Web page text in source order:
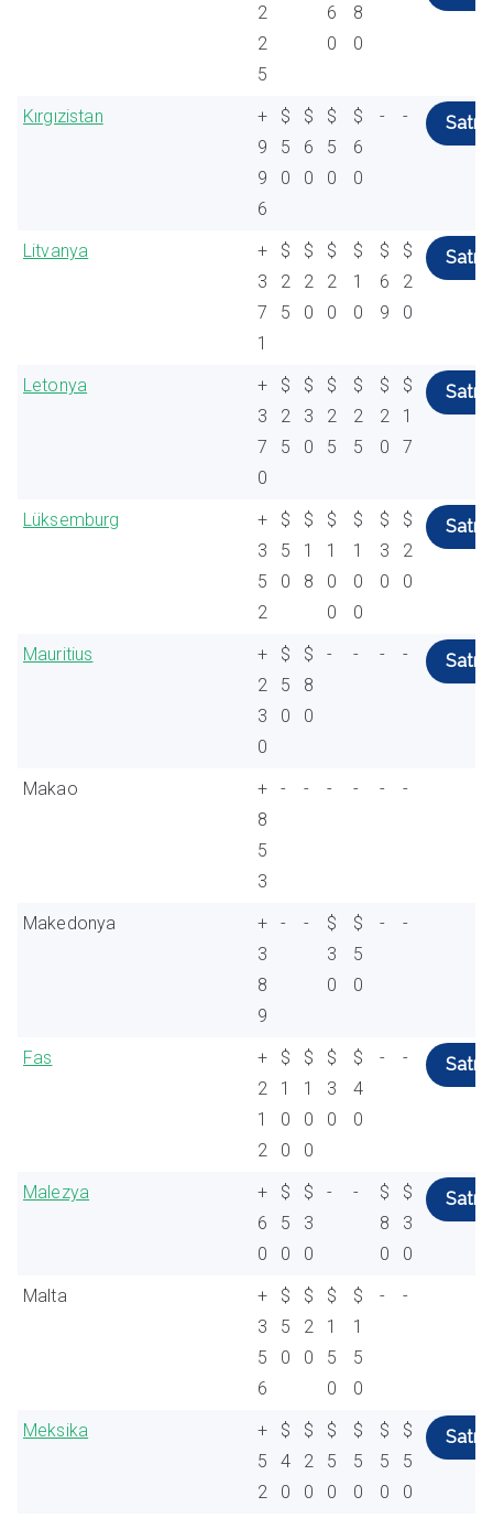
2
2
5
6
0
8
0
Kırgızistan
+
9
9
6
$
5
0
$
6
0
$
5
0
$
6
0
- - Satın
Litvanya
+
3
7
1
$
2
5
$
2
0
$
2
0
$
1
0
$
6
9
$
2
0
Satın
Letonya
+
3
7
0
$
2
5
$
3
0
$
2
5
$
2
5
$
2
0
$
1
7
Satın
Lüksemburg
+
3
5
2
$
5
0
$
1
8
$
1
0
0
$
1
0
0
$
3
0
$
2
0
Satın
Mauritius
+
2
3
0
$
5
0
$
8
0
- - - - Satın
Makao
+
8
5
3
- - - - - -
Makedonya
+
3
8
9
- -
$
3
0
$
5
0
- -
Fas
+
2
1
2
$
1
0
0
$
1
0
0
$
3
0
$
4
0
- - Satın
Malezya
+
6
0
$
5
0
$
3
0
- -
$
8
0
$
3
0
Satın
Malta
+
3
5
6
$
5
0
$
2
0
$
1
5
0
$
1
5
0
- -
Meksika
+
5
2
$
4
0
$
2
0
$
5
0
$
5
0
$
5
0
$
5
0
Satın